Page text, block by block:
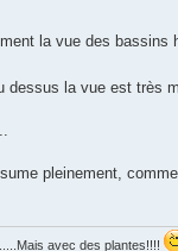
la vue des
dessus la vue est très
pleinement, comme
avec des plantes!!!!